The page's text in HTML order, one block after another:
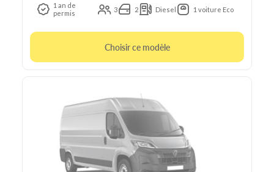
1 an de
permis
3 2 Diesel 1 voiture Eco
Choisir ce modèle